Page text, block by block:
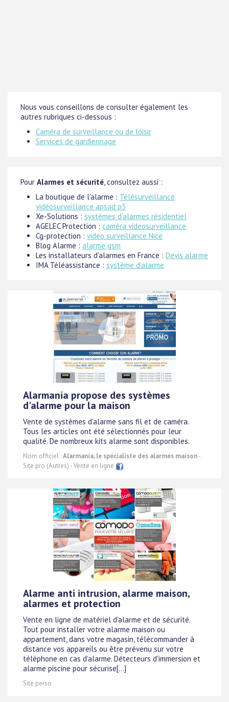
Nous vous conseillons de consulter également les
autres rubriques ci-dessous :
Caméra de surveillance ou de loisir
Services de gardiennage
Pour Alarmes et sécurité , consultez aussi :
La boutique de l'alarme : Télésurveillance
vidéosurveillance apsad p3
Xe-Solutions : systèmes d'alarmes résidentiel
AGELEC Protection : caméra videosurveillance
Cg-protection : video surveillance Nice
Blog Alarme : alarme gsm
Les installateurs d'alarmes en France : Devis alarme
IMA Téléassistance : système d'alarme
Alarmania propose des systèmes
d'alarme pour la maison
Vente de systèmes d'alarme sans fil et de caméra.
Tous les articles ont été sélectionnés pour leur
qualité. De nombreux kits alarme sont disponibles.
Nom officiel :Alarmania, le spécialiste des alarmes maison-
Site pro (Autres) - Vente en ligne
Alarme anti intrusion, alarme maison,
alarmes et protection
Vente en ligne de matériel d'alarme et de sécurité.
Tout pour installer votre alarme maison ou
appartement, dans votre magasin, télécommander à
distance vos appareils ou être prévenu sur votre
téléphone en cas d'alarme. Détecteurs d'immersion et
alarme piscine pour sécurise[...]
Site perso